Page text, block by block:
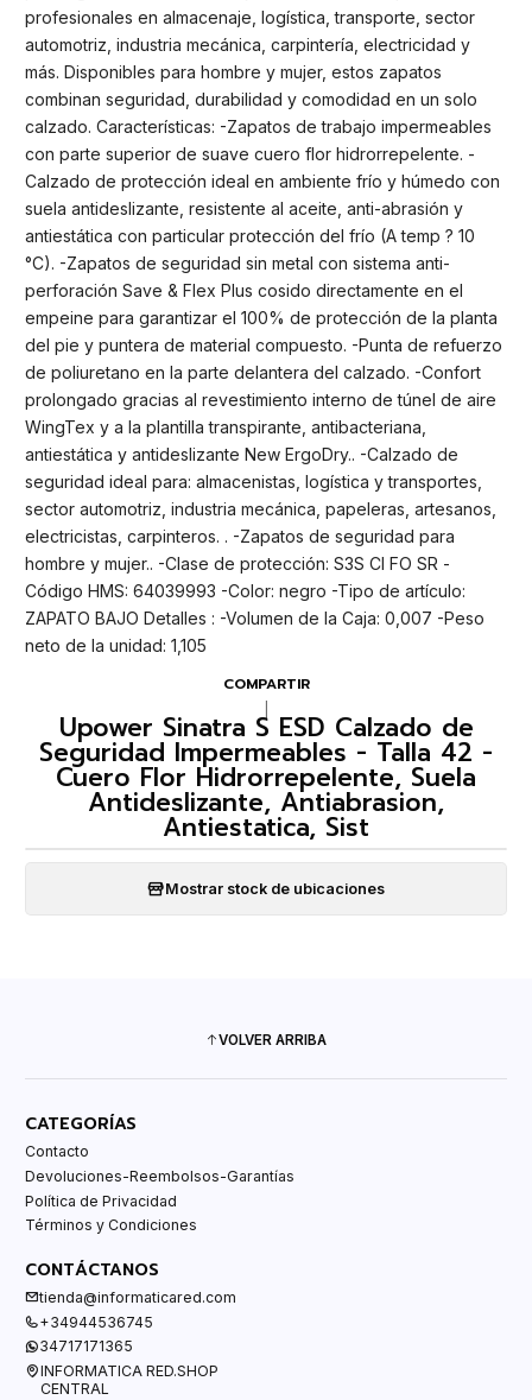
profesionales en almacenaje, logística, transporte, sector
automotriz, industria mecánica, carpintería, electricidad y
más. Disponibles para hombre y mujer, estos zapatos
combinan seguridad, durabilidad y comodidad en un solo
calzado. Características: -Zapatos de trabajo impermeables
con parte superior de suave cuero flor hidrorrepelente. -
Calzado de protección ideal en ambiente frío y húmedo con
suela antideslizante, resistente al aceite, anti-abrasión y
antiestática con particular protección del frío (A temp ? 10
°C). -Zapatos de seguridad sin metal con sistema anti-
perforación Save & Flex Plus cosido directamente en el
empeine para garantizar el 100% de protección de la planta
del pie y puntera de material compuesto. -Punta de refuerzo
de poliuretano en la parte delantera del calzado. -Confort
prolongado gracias al revestimiento interno de túnel de aire
WingTex y a la plantilla transpirante, antibacteriana,
antiestática y antideslizante New ErgoDry.. -Calzado de
seguridad ideal para: almacenistas, logística y transportes,
sector automotriz, industria mecánica, papeleras, artesanos,
electricistas, carpinteros. . -Zapatos de seguridad para
hombre y mujer.. -Clase de protección: S3S CI FO SR -
Código HMS: 64039993 -Color: negro -Tipo de artículo:
ZAPATO BAJO Detalles : -Volumen de la Caja: 0,007 -Peso
neto de la unidad: 1,105
COMPARTIR
Upower Sinatra S ESD Calzado de
Seguridad Impermeables - Talla 42 -
Cuero Flor Hidrorrepelente, Suela
Antideslizante, Antiabrasion,
Antiestatica, Sist
Mostrar stock de ubicaciones
VOLVER ARRIBA
CATEGORÍAS
Contacto
Devoluciones-Reembolsos-Garantías
Política de Privacidad
Términos y Condiciones
CONTÁCTANOS
tienda@informaticared.com
+34944536745
34717171365
INFORMATICA RED.SHOP
CENTRAL